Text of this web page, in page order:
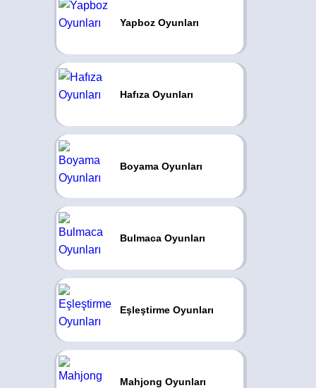
Yapboz Oyunları
Hafıza Oyunları
Boyama Oyunları
Bulmaca Oyunları
Eşleştirme Oyunları
Mahjong Oyunları